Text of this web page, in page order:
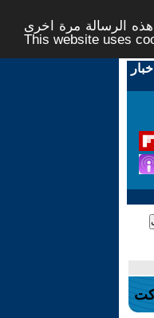
الرسالة مرة اخرى -
This website uses
اخبار